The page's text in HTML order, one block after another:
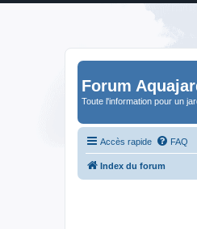
Forum
Toute l'information pour un
Accès rapide FAQ
Index du forum